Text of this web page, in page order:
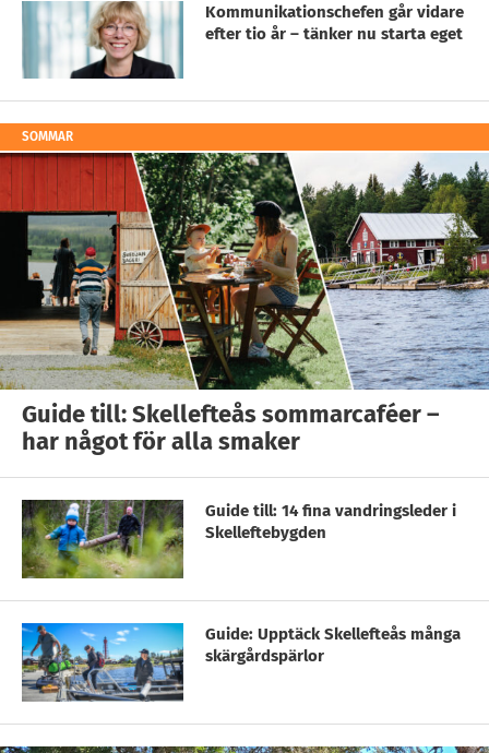
Kommunikationschefen går vidare
efter tio år – tänker nu starta eget
SOMMAR
Guide till: Skellefteås sommarcaféer –
har något för alla smaker
Guide till: 14 fina vandringsleder i
Skelleftebygden
Guide: Upptäck Skellefteås många
skärgårdspärlor